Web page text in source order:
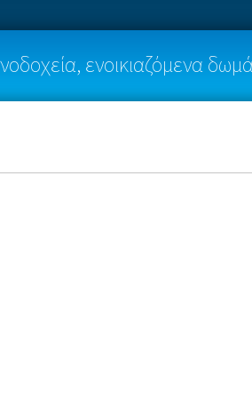
ενοικιαζόμενα